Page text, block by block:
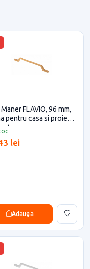
FLAVIO, 96 mm,
pentru casa si proiecte
lei
Adauga